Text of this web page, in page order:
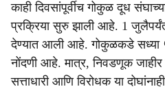
काही दिवसांपूर्वीच गोकुळ दूध
प्रक्रिया सुरु झाली आहे. 1
देण्यात आली आहे. गोकुळकडे सध्या
नोंदणी आहे. मात्र, निवडणूक
सत्ताधारी आणि विरोधक या